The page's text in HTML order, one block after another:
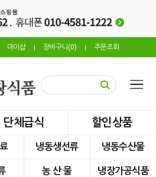
마이샵 장바구니(0) 주문조회
단체급식 할인상품
냉동생선류 냉동수산물
농 산 물 냉장가공식품